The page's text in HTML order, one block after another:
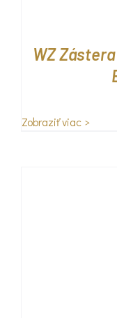
WZ
Zobraziť viac >